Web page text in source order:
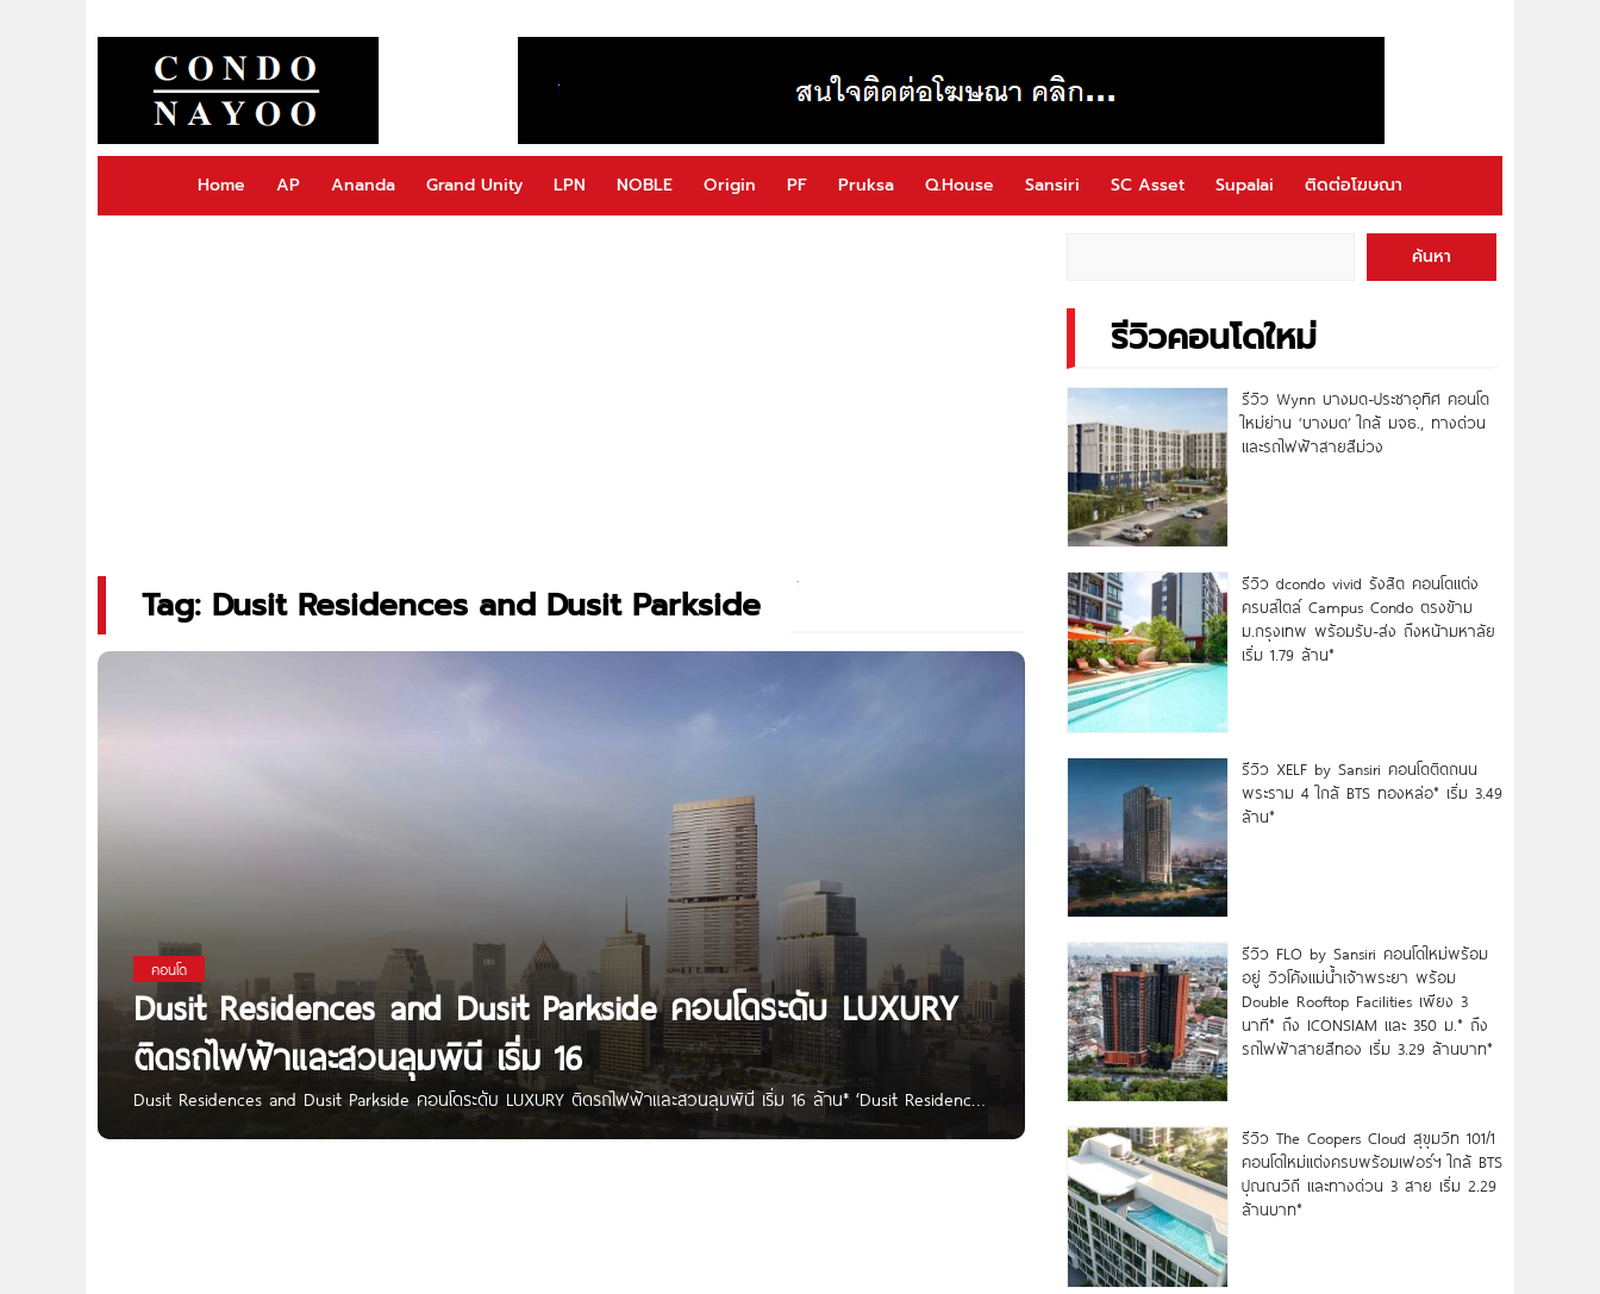
Home AP Ananda Grand Unity LPN NOBLE Origin PF Pruksa Q.House Sansiri SC Asset Supalai ติดต่อโฆษณา
Tag: Dusit Residences and Dusit Parkside
คอนโด
Dusit Residences and Dusit Parkside คอนโดระดับ LUXURY
ติดรถไฟฟ้าและสวนลุมพินี เริ่ม 16
Dusit Residences and Dusit Parkside คอนโดระดับ LUXURY ติดรถไฟฟ้าและสวนลุมพินี เริ่ม 16 ล้าน* ‘Dusit Residences
and Dusit Parkside’ คอนโดระดับ LUXURY จากวิมานสุริยา โครงการตั้งอยู่ติดถนนพระราม 4 อยู่ในทำเลที่เดินทางสะดวก
ค้นหา
รีวิวคอนโดใหม่
รีวิว Wynn บางมด-ประชาอุทิศ คอนโด
ใหม่ย่าน ‘บางมด’ ใกล้ มจธ., ทางด่วน
และรถไฟฟ้าสายสีม่วง
รีวิว dcondo vivid รังสิต คอนโดแต่ง
ครบสไตล์ Campus Condo ตรงข้าม
ม.กรุงเทพ พร้อมรับ-ส่ง ถึงหน้ามหาลัย
เริ่ม 1.79 ล้าน*
รีวิว XELF by Sansiri คอนโดติดถนน
พระราม 4 ใกล้ BTS ทองหล่อ* เริ่ม 3.49
ล้าน*
รีวิว FLO by Sansiri คอนโดใหม่พร้อม
อยู่ วิวโค้งแม่น้ำเจ้าพระยา พร้อม
Double Rooftop Facilities เพียง 3
นาที* ถึง ICONSIAM และ 350 ม.* ถึง
รถไฟฟ้าสายสีทอง เริ่ม 3.29 ล้านบาท*
รีวิว The Coopers Cloud สุขุมวิท 101/1
คอนโดใหม่แต่งครบพร้อมเฟอร์ฯ ใกล้ BTS
ปุณณวิถี และทางด่วน 3 สาย เริ่ม 2.29
ล้านบาท*